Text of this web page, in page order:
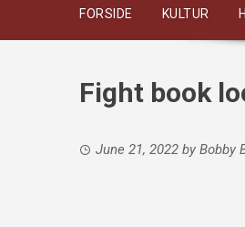
FORSIDE KULTUR
Fight book
June 21, 2022 by Bobby